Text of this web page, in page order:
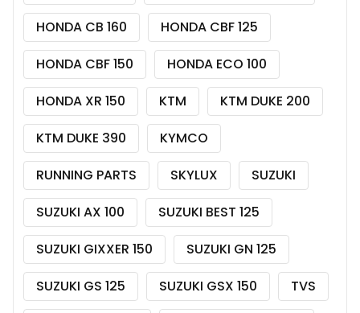
HONDA CB 160
HONDA CBF 125
HONDA CBF 150
HONDA ECO 100
HONDA XR 150
KTM
KTM DUKE 200
KTM DUKE 390
KYMCO
RUNNING PARTS
SKYLUX
SUZUKI
SUZUKI AX 100
SUZUKI BEST 125
SUZUKI GIXXER 150
SUZUKI GN 125
SUZUKI GS 125
SUZUKI GSX 150
TVS